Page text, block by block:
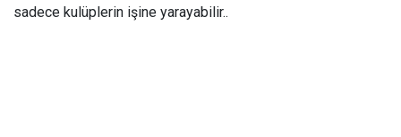
sadece kulüplerin işine yarayabilir..